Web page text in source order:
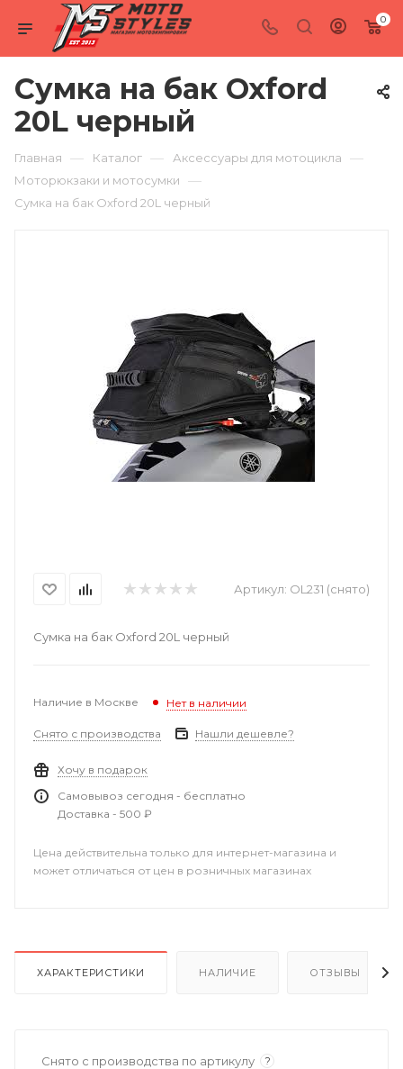
0
Сумка на бак Oxford
20L черный
Главная — Каталог — Аксессуары для мотоцикла —
Моторюкзаки и мотосумки —
Сумка на бак Oxford 20L черный
Артикул: OL231 (снято)
Сумка на бак Oxford 20L черный
Наличие в Москве Нет в наличии
Снято с производства Нашли дешевле?
Хочу в подарок
Самовывоз сегодня - бесплатно
Доставка - 500 ₽
Цена действительна только для интернет-магазина и
может отличаться от цен в розничных магазинах
ХАРАКТЕРИСТИКИ НАЛИЧИЕ ОТЗЫВЫ
Снято с производства по артикулу ?